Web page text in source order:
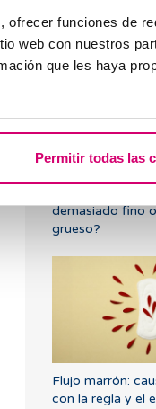
ofrecer funciones de
web con nuestros
que les haya
Permitir todas las
menstrual con
embarazo
demasiado fino
grueso?
Flujo marrón:
con la regla y el